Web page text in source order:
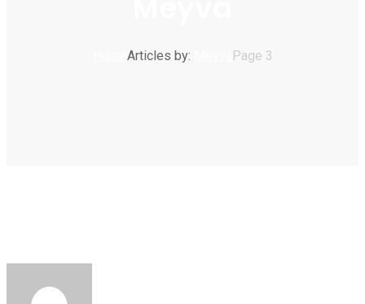
Articles by: Page 3